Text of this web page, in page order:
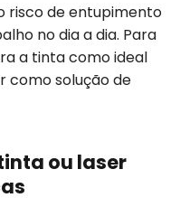
risco de entupimento
no dia a dia. Para
a tinta como ideal
como solução de
ou laser